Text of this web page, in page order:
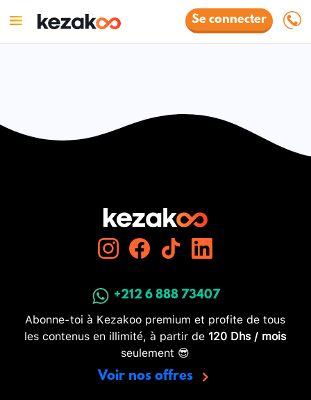
Se connecter
+212 6 888 73407
Abonne-toi à Kezakoo premium et profite de tous
les contenus en illimité, à partir de 120 Dhs / mois
seulement 😎
Voir nos offres